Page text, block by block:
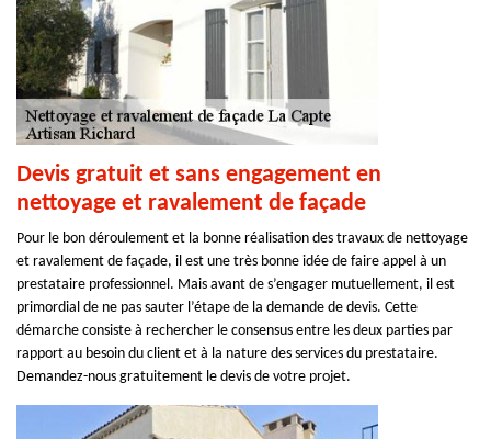
Devis gratuit et sans engagement en
nettoyage et ravalement de façade
Pour le bon déroulement et la bonne réalisation des travaux de nettoyage
et ravalement de façade, il est une très bonne idée de faire appel à un
prestataire professionnel. Mais avant de s’engager mutuellement, il est
primordial de ne pas sauter l’étape de la demande de devis. Cette
démarche consiste à rechercher le consensus entre les deux parties par
rapport au besoin du client et à la nature des services du prestataire.
Demandez-nous gratuitement le devis de votre projet.